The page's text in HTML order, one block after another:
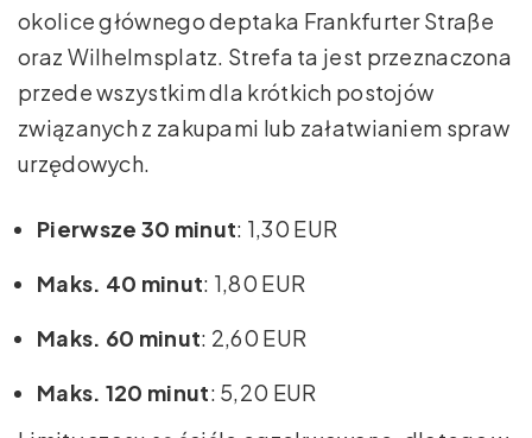
okolice głównego deptaka Frankfurter Straße
oraz Wilhelmsplatz. Strefa ta jest przeznaczona
przede wszystkim dla krótkich postojów
związanych z zakupami lub załatwianiem spraw
urzędowych.
Pierwsze 30 minut: 1,30 EUR
Maks. 40 minut: 1,80 EUR
Maks. 60 minut: 2,60 EUR
Maks. 120 minut: 5,20 EUR